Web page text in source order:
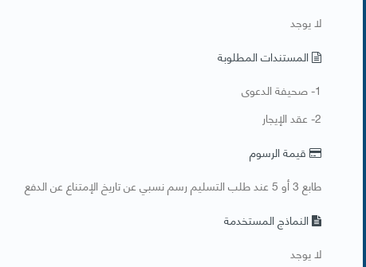
​لا يوجد
المستندات المطلوبة
​1- صحيفة الدعوى
2- عقد الإيجار
قيمة الرسوم
طابع 3 أو 5 عند طلب التسليم رسم نسبي عن تاريخ الإمتناع عن الدفع
النماذج المستخدمة
​لا يوجد